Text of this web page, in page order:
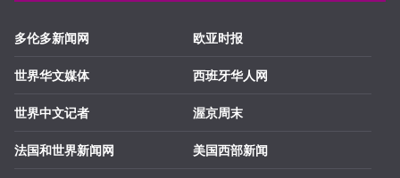
多伦多新闻网
世界华文媒体
世界中文记者
法国和世界新闻网
欧亚时报
西班牙华人网
渥京周末
美国西部新闻